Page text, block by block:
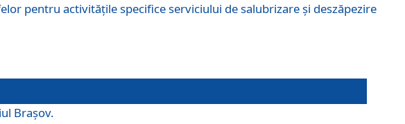
pentru activitățile specifice serviciului de salubrizare și deszăpezire
Brașov.